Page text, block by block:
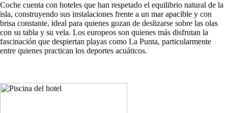
Coche cuenta con hoteles que han respetado el equilibrio natural de la
isla, construyendo sus instalaciones frente a un mar apacible y con
brisa constante, ideal para quienes gozan de deslizarse sobre las olas
con su tabla y su vela. Los europeos son quienes más disfrutan la
fascinación que despiertan playas como La Punta, particularmente
entre quienes practican los deportes acuáticos.